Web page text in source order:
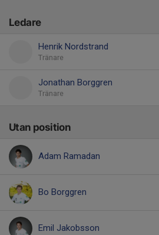
Ledare
Henrik Nordstrand
Tränare
Jonathan Borggren
Tränare
Utan position
Adam Ramadan
Bo Borggren
Emil Jakobsson